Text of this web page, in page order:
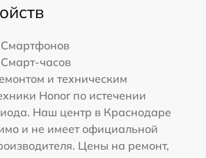
Смартфонов
Смарт-часов
и техническим
Honor по истечении
Наш центр в Краснодаре
и не имеет официальной
Цены на ремонт,